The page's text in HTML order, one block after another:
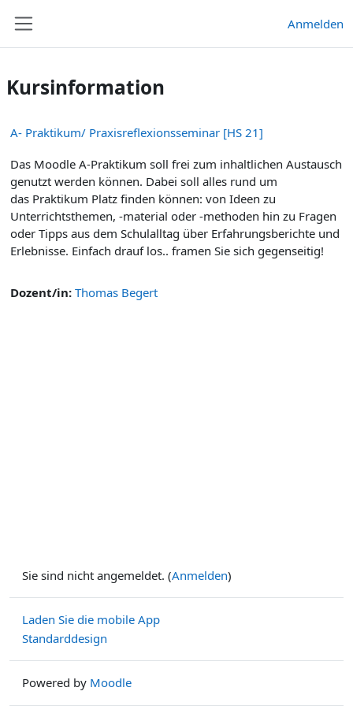
Anmelden
Kursinformation
A- Praktikum/ Praxisreflexionsseminar [HS 21]
Das Moodle A-Praktikum soll frei zum inhaltlichen Austausch
genutzt werden können. Dabei soll alles rund um
das Praktikum Platz finden können: von Ideen zu
Unterrichtsthemen, -material oder -methoden hin zu Fragen
oder Tipps aus dem Schulalltag über Erfahrungsberichte und
Erlebnisse. Einfach drauf los.. framen Sie sich gegenseitig!
Dozent/in: Thomas Begert
Sie sind nicht angemeldet. (Anmelden)
Laden Sie die mobile App
Standarddesign
Powered by Moodle